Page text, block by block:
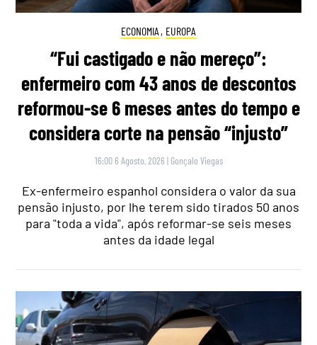
ECONOMIA , EUROPA
“Fui castigado e não mereço”:
enfermeiro com 43 anos de descontos
reformou-se 6 meses antes do tempo e
considera corte na pensão “injusto”
16:00 6 Agosto, 2026 | Gonçalo Viegas
Ex-enfermeiro espanhol considera o valor da sua
pensão injusto, por lhe terem sido tirados 50 anos
para "toda a vida", após reformar-se seis meses
antes da idade legal